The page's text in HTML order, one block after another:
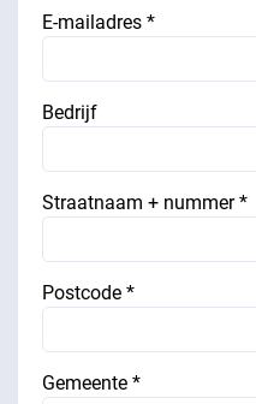
E-mailadres *
Bedrijf
Straatnaam + nummer *
Postcode *
Gemeente *